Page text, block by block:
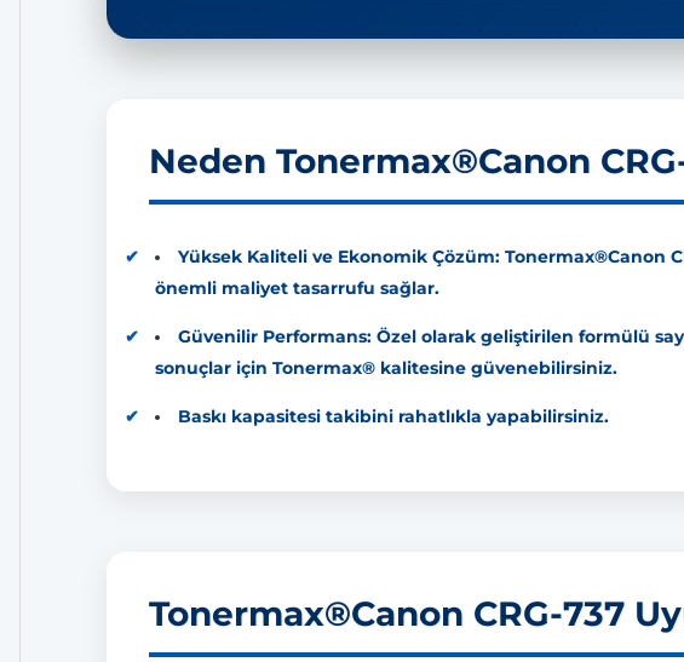
Neden Tonermax®Canon
Yüksek Kaliteli ve Ekonomik Çözüm: Tonermax®Canon
önemli maliyet tasarrufu sağlar.
Güvenilir Performans: Özel olarak geliştirilen formülü
sonuçlar için Tonermax® kalitesine güvenebilirsiniz.
Baskı kapasitesi takibini rahatlıkla yapabilirsiniz.
Tonermax®Canon CRG-737